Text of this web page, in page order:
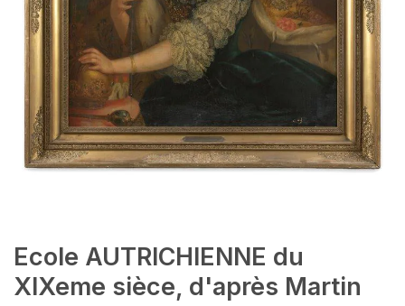
Ecole AUTRICHIENNE du
XIXeme sièce, d'après Martin